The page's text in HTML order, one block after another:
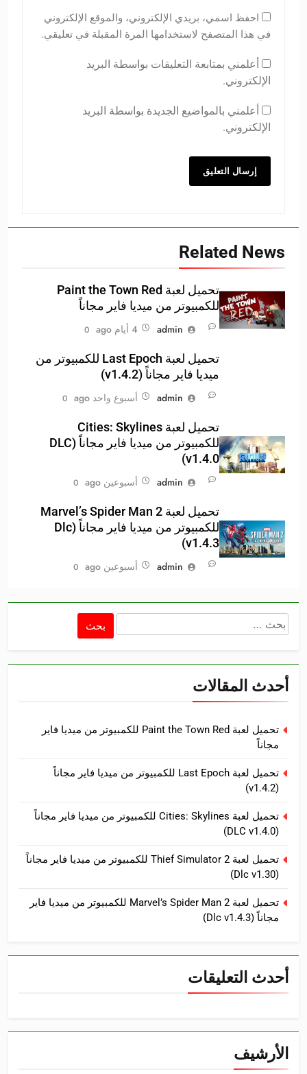
احفظ اسمي، بريدي الإلكتروني، والموقع الإلكتروني
في هذا المتصفح لاستخدامها المرة المقبلة في تعليقي.
أعلمني بمتابعة التعليقات بواسطة البريد
الإلكتروني.
أعلمني بالمواضيع الجديدة بواسطة البريد
الإلكتروني.
Related News
تحميل لعبة Paint the Town Red
للكمبيوتر من ميديا فاير مجاناً
admin
4 أيام ago 0
تحميل لعبة Last Epoch للكمبيوتر من
ميديا فاير مجاناً (v1.4.2)
admin
أسبوع واحد ago 0
تحميل لعبة Cities: Skylines
للكمبيوتر من ميديا فاير مجاناً (DLC
v1.4.0)
admin
أسبوعين ago 0
تحميل لعبة Marvel’s Spider Man 2
للكمبيوتر من ميديا فاير مجاناً (Dlc
v1.4.3)
admin
أسبوعين ago 0
البحث
عن:
أحدث المقالات
تحميل لعبة Paint the Town Red للكمبيوتر من ميديا فاير
مجاناً
تحميل لعبة Last Epoch للكمبيوتر من ميديا فاير مجاناً
(v1.4.2)
تحميل لعبة Cities: Skylines للكمبيوتر من ميديا فاير مجاناً
(DLC v1.4.0)
تحميل لعبة Thief Simulator 2 للكمبيوتر من ميديا فاير مجاناً
(Dlc v1.30)
تحميل لعبة Marvel’s Spider Man 2 للكمبيوتر من ميديا فاير
مجاناً (Dlc v1.4.3)
أحدث التعليقات
الأرشيف